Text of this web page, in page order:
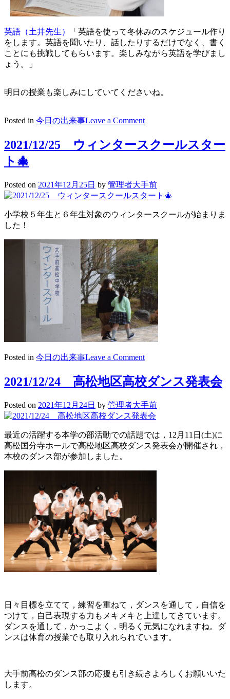
英語（土井先生）
「英語を使って冬休みのスケジュール作り
をします。英語を聞いたり、話したりするだけでなく、書く
ことにも挑戦してもらいます。楽しみながら英語を学びまし
ょう。」
明日の授業も楽しみにしていてくださいね。
Posted in 今日の出来事Leave a Commenton
ウ
ィ
ー
ス
ー
日
目
～
５
年
生
～
2021/12/25 ウィンタースクールスター
ト🎄
Posted on 2021年12月25日 by 管理者大手前
小学校５年生と６年生対象のウィンタースクールが始まりま
した！
Posted in 今日の出来事Leave a Commenton
ウ
ィ
タ
ー
ク
ー
ス
2021/12/24 高松地区高校ダンス発表会
Posted on 2021年12月24日 by 管理者大手前
最近の活躍する本学の部活動での話題では，12月11日(土)に
高松国分寺ホールで高松地区高校ダンス発表会が開催され，
本校のダンス部が参加しました。
日々目標を立てて，練習を重ねて，ダンスを通して，自信を
つけて，自己表現する力もメキメキと上達してきています。
ダンスを通して，かっこよく，明るく元気になれますね。ダ
ンスは体育の授業でも取り入れられています。
大手前高松のダンス部の応援も引き続きよろしくお願いいた
します。